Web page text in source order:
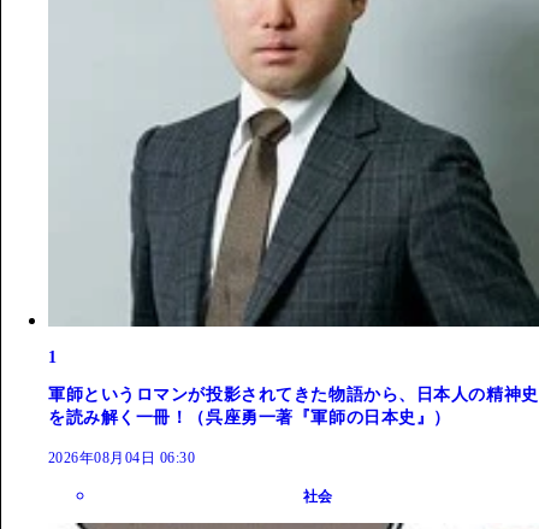
1
軍師というロマンが投影されてきた物語から、日本人の精神史
を読み解く一冊！（呉座勇一著『軍師の日本史』）
2026年08月04日 06:30
社会